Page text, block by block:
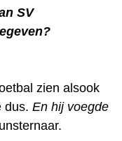
SV
zien alsook
dus. En hij voegde